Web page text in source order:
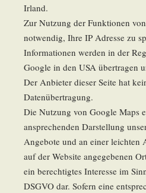
Irland.
Zur Nutzung der Funktionen
notwendig, Ihre IP Adresse zu
Informationen werden in der
Google in den USA übertragen
Der Anbieter dieser Seite hat
Datenübertragung.
Die Nutzung von Google Maps
ansprechenden Darstellung
Angebote und an einer leichten
auf der Website angegebenen
ein berechtigtes Interesse im
DSGVO dar. Sofern eine